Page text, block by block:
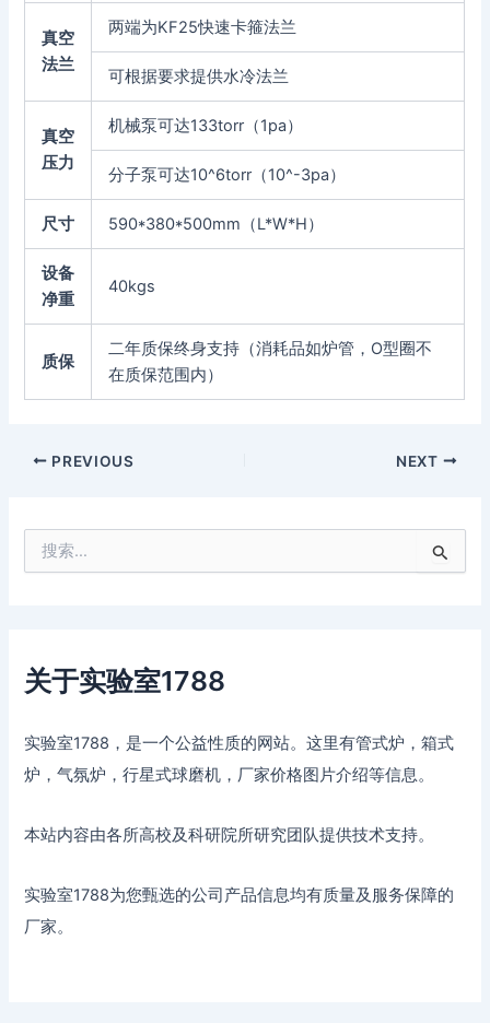
关于实验室1788
实验室1788，是一个公益性质的网站。这里有管式炉，箱式
炉，气氛炉，行星式球磨机，厂家价格图片介绍等信息。
本站内容由各所高校及科研院所研究团队提供技术支持。
实验室1788为您甄选的公司产品信息均有质量及服务保障的
厂家。
真空
法兰
两端为KF25快速卡箍法兰
可根据要求提供水冷法兰
真空
压力
机械泵可达133torr（1pa）
分子泵可达10^6torr（10^-3pa）
尺寸 590*380*500mm（L*W*H）
设备
净重
40kgs
质保
二年质保终身支持（消耗品如炉管，O型圈不
在质保范围内）
PREVIOUS NEXT